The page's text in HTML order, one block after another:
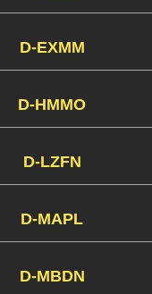
D-EXMM
D-HMMO
D-LZFN
D-MAPL
D-MBDN